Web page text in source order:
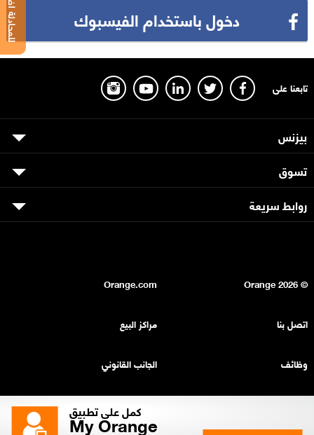
كمل على تطبيق
My Orange
دخول باستخدام الفيسبوك
تابعنا على
بيزنس
تسوق
روابط سريعة
© Orange
2026
Orange.com
اتصل بنا مراكز البيع
وظائف الجانب القانوني